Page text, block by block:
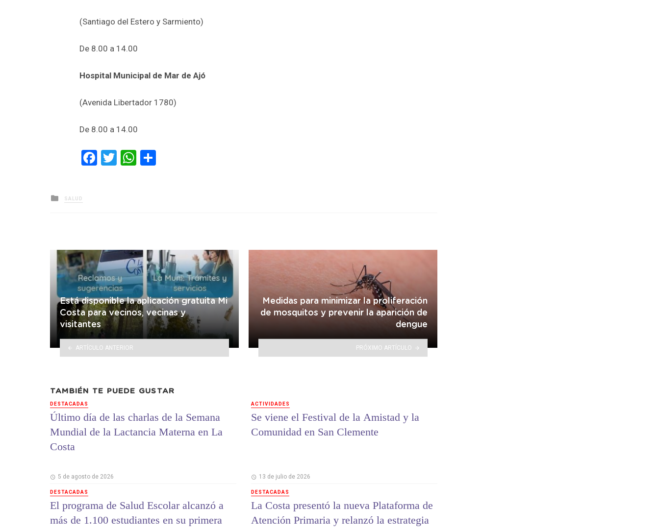
(Santiago del Estero y Sarmiento)
De 8.00 a 14.00
Hospital Municipal de Mar de Ajó
(Avenida Libertador 1780)
De 8.00 a 14.00
Facebook
TwitterWhatsApp
Posted
in
SALUD
Está disponible la aplicación gratuita Mi
Costa para vecinos, vecinas y
visitantes
ARTÍCULO ANTERIOR
Medidas para minimizar la proliferación
de mosquitos y prevenir la aparición de
dengue
PRÓXIMO ARTÍCULO
TAMBIÉN TE PUEDE GUSTAR
DESTACADAS
Último día de las charlas de la Semana
Mundial de la Lactancia Materna en La
Costa
5 de agosto de 2026
DESTACADAS
El programa de Salud Escolar alcanzó a
más de 1.100 estudiantes en su primera
ACTIVIDADES
Se viene el Festival de la Amistad y la
Comunidad en San Clemente
13 de julio de 2026
DESTACADAS
La Costa presentó la nueva Plataforma de
Atención Primaria y relanzó la estrategia